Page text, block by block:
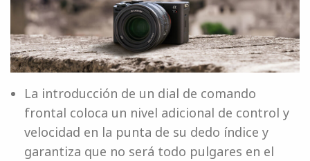
La introducción de un dial de comando
frontal coloca un nivel adicional de control y
velocidad en la punta de su dedo índice y
garantiza que no será todo pulgares en el